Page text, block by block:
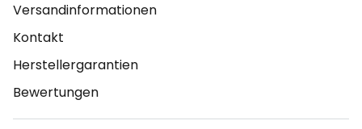
Versandinformationen
Kontakt
Herstellergarantien
Bewertungen